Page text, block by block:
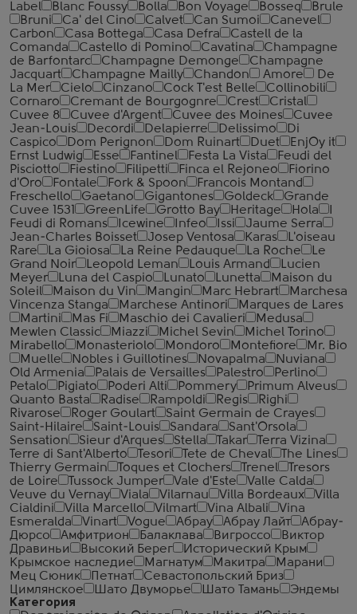
Label Blanc Foussy Bolla Bon Voyage Bosseq
Brule
Bruni
Ca' del Cino Calvet Can Sumoi
Canevel
Carbon
Casa Bottega Casa Defra
Castell de la
Comanda
Castello di Pomino Cavatina
Champagne
de Barfontarc
Champagne Demonge
Champagne
Jacquart
Champagne Mailly Chandon Amore
De
La Mer
Cielo Cinzano Cock T'est Belle
Collinobili
Cornaro
Cremant de Bourgognre Crest
Cristal
Cuvee 8
Cuvee d'Argent Cuvee des Moines
Cuvee
Jean-Louis
Decordi Delapierre Delissimo
Di
Caspico
Dom Perignon Dom Ruinart Duet
EnjOy it
Ernst Ludwig
Esse Fantinel Festa La Vista
Feudi del
Pisciotto
Fiestino Filipetti Finca el Rejoneo
Fiorino
d'Oro
Fontale Fork & Spoon
Francois Montand
Freschello
Gaetano Gigantones Goldeck
Grande
Cuvee 1531
GreenLife Grotto Bay Heritage Hola
Feudi di Romans
Icewine Infeo Issi
Jaume Serra
Jean-Charles Boisset
Josep Ventosa Karas
L'oiseau
Rare
La Gioiosa La Reine Pedauque La Roche
Le
Grand Noir
Leopold Leman Louis Armand
Lucien
Meyer
Luna del Caspio Lunato Lunetta
Maison du
Soleil
Maison du Vin Mangin Marc Hebrart
Marchesa
Vincenza Stanga
Marchese Antinori
Marques de Lares
Martini
Mas Fi Maschio dei Cavalieri
Medusa
Mewlen Classic
Miazzi Michel Sevin
Michel Torino
Mirabello
Monasteriolo Mondoro Montefiore
Mr. Bio
Muelle
Nobles i Guillotines Novapalma
Nuviana
Old Armenia
Palais de Versailles Palestro
Perlino
Petalo
Pigiato Poderi Alti Pommery
Primum Alveus
Quanto Basta
Radise Rampoldi Regis
Righi
Rivarose
Roger Goulart
Saint Germain de Crayes
Saint-Hilaire
Saint-Louis Sandara
Sant'Orsola
Sensation
Sieur d'Arques Stella Takar
Terra Vizina
Terre di Sant'Alberto
Tesori Tete de Cheval
The Lines
Thierry Germain
Toques et Clochers Trenel
Tresors
de Loire
Tussock Jumper Vale d'Este
Valle Calda
Veuve du Vernay
Viala Vilarnau Villa Bordeaux
Villa
Cialdini
Villa Marcello Vilmart Vina Albali
Vina
Esmeralda
Vinart Vogue Абрау Абрау Лайт
Абрау-
Дюрсо
Амфитрион Балаклава Вигроссо
Виктор
Дравиньи
Высокий Берег
Исторический Крым
Крымское наследие
Магнатум Макитра
Марани
Мец Сюник
Петнат
Севастопольский Бриз
Цимлянское
Шато Двуморье Шато Тамань
Эндемы
Категория